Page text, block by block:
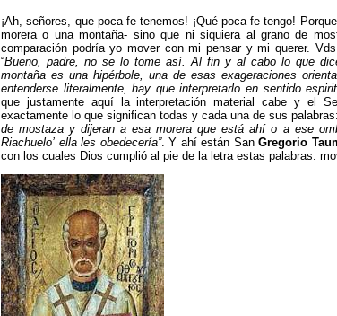
¡Ah, señores, que poca fe tenemos! ¡Qué poca fe tengo!
morera o una montaña- sino que ni siquiera al grano de
comparación podría yo mover con mi pensar y mi querer.
“Bueno, padre, no se lo tome así. Al fin y al cabo lo que
montaña es una hipérbole, una de esas exageraciones
entenderse literalmente, hay que interpretarlo en sentido
que justamente aquí la interpretación material cabe y el
exactamente lo que significan todas y cada una de sus
de mostaza y dijeran a esa morera que está ahí o a ese
Riachuelo’ ella les obedecería”. Y ahí están SanGregorio
con los cuales Dios cumplió al pie de la letra estas palabras: